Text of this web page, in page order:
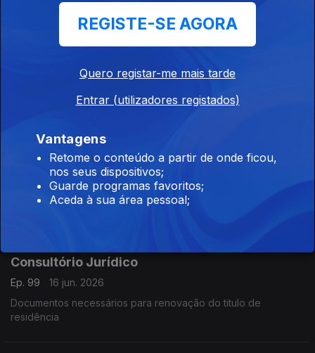
Consultório Jurídico
18 jun. 2026
novos interessados.
Consultório Jurídico
17 jun. 2026
A recusa de um visto tem obrigatoriamente de ser
Consultório Jurídico
Ep. 99
16 jun. 2026
Documentos necessários para renovação do titulo de
residência
REGISTE-SE AGORA
Quero registar-me mais tarde
Entrar (utilizadores registados)
Vantagens
Retome o conteúdo a partir de onde ficou,
nos seus dispositivos;
Guarde programas favoritos;
Aceda à sua área pessoal;